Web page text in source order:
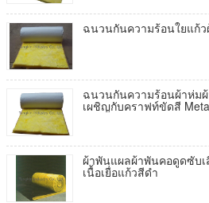
ฉนวนกันความร้อนใยแก้ว
ฉนวนกันความร้อนผ้าห่ม
เผชิญกับคราฟท์ขัดสี
ผ้าพันแผลผ้าพันคอดูดซับ
เนื้อเยื่อแก้วสีดำ